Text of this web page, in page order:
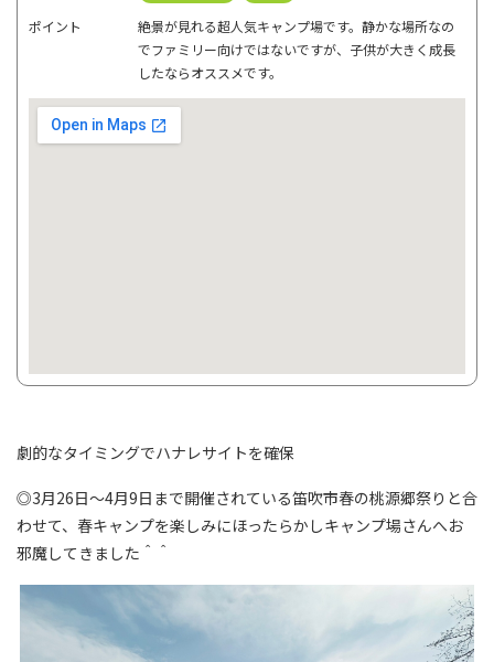
ポイント
絶景が見れる超人気キャンプ場です。静かな場所なの
でファミリー向けではないですが、子供が大きく成長
したならオススメです。
劇的なタイミングでハナレサイトを確保
◎3月26日～4月9日まで開催されている笛吹市春の桃源郷祭りと合
わせて、春キャンプを楽しみにほったらかしキャンプ場さんへお
邪魔してきました＾＾